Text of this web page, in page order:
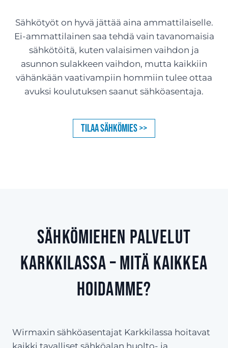
Sähkötyöt on hyvä jättää aina ammattilaiselle.
Ei-ammattilainen saa tehdä vain tavanomaisia
sähkötöitä, kuten valaisimen vaihdon ja
asunnon sulakkeen vaihdon, mutta kaikkiin
vähänkään vaativampiin hommiin tulee ottaa
avuksi koulutuksen saanut sähköasentaja.
Tilaa sähkömies >>
Sähkömiehen palvelut
Karkkilassa – mitä kaikkea
hoidamme?
Wirmaxin sähköasentajat Karkkilassa hoitavat
kaikki tavalliset sähköalan huolto- ja